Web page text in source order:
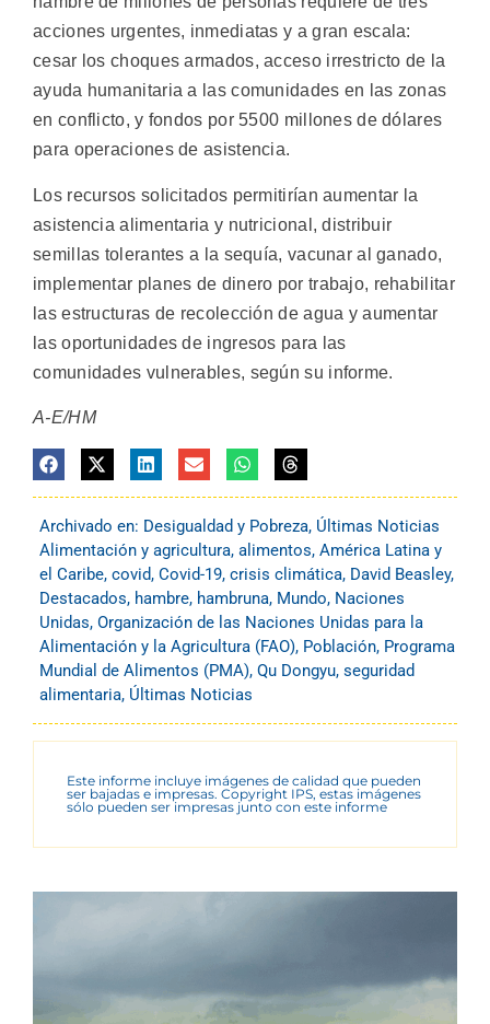
acciones urgentes, inmediatas y a gran escala:
cesar los choques armados, acceso irrestricto de la
ayuda humanitaria a las comunidades en las zonas
en conflicto, y fondos por 5500 millones de dólares
para operaciones de asistencia.
Los recursos solicitados permitirían aumentar la
asistencia alimentaria y nutricional, distribuir
semillas tolerantes a la sequía, vacunar al ganado,
implementar planes de dinero por trabajo, rehabilitar
las estructuras de recolección de agua y aumentar
las oportunidades de ingresos para las
comunidades vulnerables, según su informe.
A-E/HM
Archivado en: Desigualdad y Pobreza, Últimas Noticias
Alimentación y agricultura, alimentos, América Latina y
el Caribe, covid, Covid-19, crisis climática, David Beasley,
Destacados, hambre, hambruna, Mundo, Naciones
Unidas, Organización de las Naciones Unidas para la
Alimentación y la Agricultura (FAO), Población, Programa
Mundial de Alimentos (PMA), Qu Dongyu, seguridad
alimentaria, Últimas Noticias
Este informe incluye imágenes de calidad que pueden
ser bajadas e impresas. Copyright IPS, estas imágenes
sólo pueden ser impresas junto con este informe